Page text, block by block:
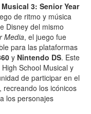
3: Senior Year
de ritmo y música
Disney del mismo
Media, el juego fue
para las plataformas
y Nintendo DS. Este
School Musical y
de participar en el
recreando los icónicos
los personajes